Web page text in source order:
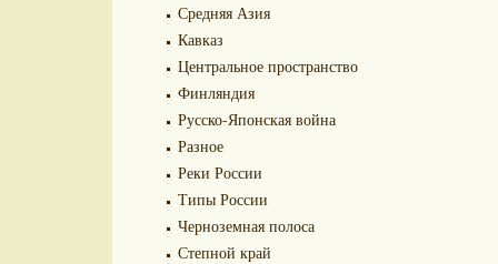
Средняя Азия
Кавказ
Центральное пространство
Финляндия
Русско-Японская война
Разное
Реки России
Типы России
Черноземная полоса
Степной край